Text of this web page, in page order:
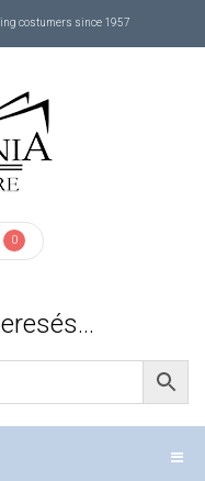
costumers since 1957
0